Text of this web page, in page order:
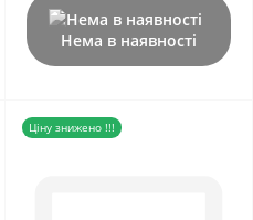
Нема в наявності
Ціну знижено !!!